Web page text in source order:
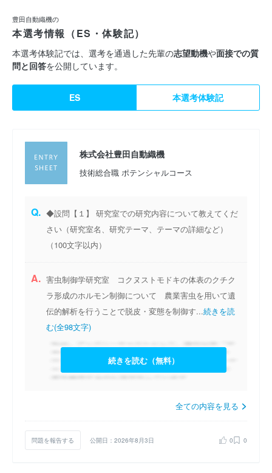
豊田自動織機の
本選考情報（ES・体験記）
本選考体験記では、選考を通過した先輩の志望動機や面接での質
問と回答を公開しています。
ES 本選考体験記
株式会社豊田自動織機
技術総合職 ポテンシャルコース
Q. ◆設問【１】 研究室での研究内容について教えてくだ
さい（研究室名、研究テーマ、テーマの詳細など）
（100文字以内）
A. 害虫制御学研究室 コクヌストモドキの体表のクチク
ラ形成のホルモン制御について 農業害虫を用いて遺
伝的解析を行うことで脱皮・変態を制御す...続きを読
む(全98文字)
続きを読む（無料）
全ての内容を見る
問題を報告する 公開日：2026年8月3日 0 0